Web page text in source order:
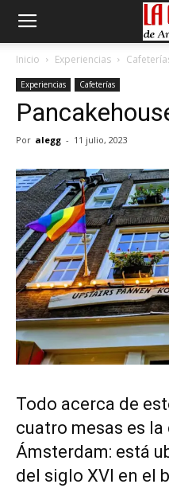
Inicio Experiencias
Experiencias Cafeterías
Por alegg - 11 julio, 2023
Todo acerca de
cuatro mesas es
Ámsterdam: está
del siglo XVI en el